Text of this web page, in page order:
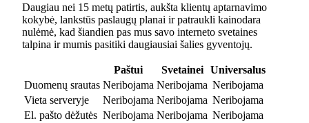
Daugiau nei 15 metų patirtis, aukšta klientų aptarnavimo
kokybė, lankstūs paslaugų planai ir patraukli kainodara
nulėmė, kad šiandien pas mus savo interneto svetaines
talpina ir mumis pasitiki daugiausiai šalies gyventojų.
Paštui Svetainei
Universalus
Duomenų srautas Neribojama Neribojama Neribojama
Vieta serveryje
Neribojama Neribojama Neribojama
El. pašto dėžutės Neribojama Neribojama Neribojama